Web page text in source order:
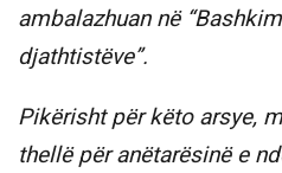
ambalazhuan në
djathtistëve”.
Pikërisht për këto arsye,
thellë për anëtarësinë e